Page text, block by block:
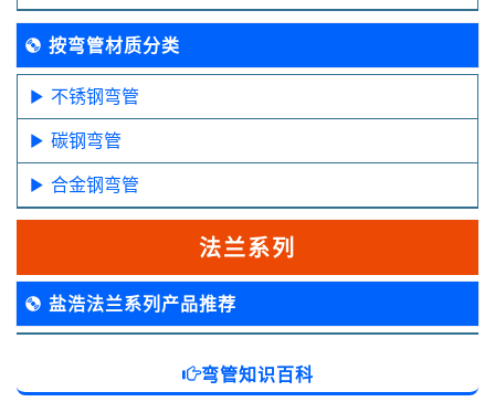
按弯管材质分类
不锈钢弯管
碳钢弯管
合金钢弯管
法兰系列
盐浩法兰系列产品推荐
弯管知识百科